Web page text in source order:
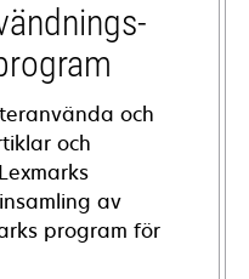
och
och
av
program för